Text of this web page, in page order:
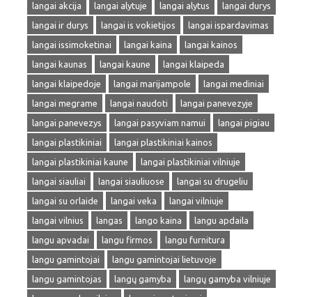
langai akcija
langai alytuje langai alytus
langai durys
langai ir durys
langai is vokietijos
langai ispardavimas
langai issimoketinai
langai kaina
langai kainos
langai kaunas
langai kaune
langai klaipeda
langai klaipedoje
langai marijampole
langai mediniai
langai megrame
langai naudoti
langai panevezyje
langai panevezys
langai pasyviam namui
langai pigiau
langai plastikiniai
langai plastikiniai kainos
langai plastikiniai kaune
langai plastikiniai vilniuje
langai siauliai
langai siauliuose
langai su drugeliu
langai su orlaide
langai veka
langai vilniuje
langai vilnius
langas lango kaina
langu apdaila
langu apvadai
langu firmos
langu furnitura
langu gamintojai
langu gamintojai lietuvoje
langu gamintojas
langų gamyba
langų gamyba vilniuje